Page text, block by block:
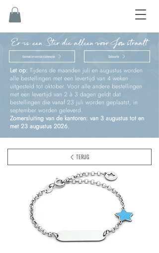
Er is een Ster die alleen voor Jou straalt
Vormsel en eerste communie Geboorte
Let op: Tijdens de maanden juli en augustus worden
alle bestellingen met een levertijd van 4 weken
uitgesteld tot oktober. Voor alle andere bestellingen
met een levertijd van 2 à 3 dagen geldt dat
bestellingen die vanaf 23 juli worden geplaatst, in
september worden geleverd.
Zomersluiting van de kantoren: van 3 augustus tot en
met 23 augustus 2026.
TERUG